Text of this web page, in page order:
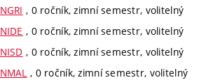
NGRI , 0 ročník, zimní semestr, volitelný
NIDE , 0 ročník, zimní semestr, volitelný
NISD , 0 ročník, zimní semestr, volitelný
NMAL , 0 ročník, zimní semestr, volitelný